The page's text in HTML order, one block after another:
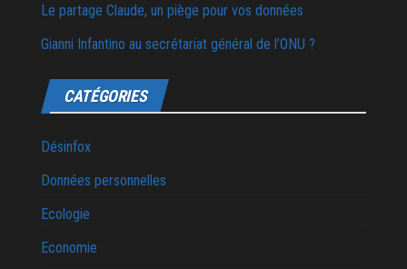
Le partage Claude, un piège pour vos données
Gianni Infantino au secrétariat général de l’ONU ?
CATÉGORIES
Désinfox
Données personnelles
Ecologie
Economie